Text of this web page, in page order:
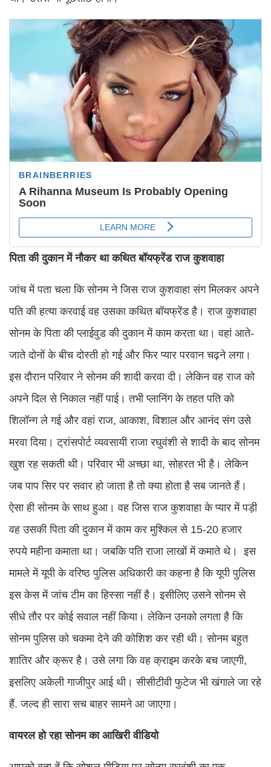
पिता की दुकान में नौकर था कथित बॉयफ्रेंड राज कुशवाहा
जांच में पता चला कि सोनम ने जिस राज कुशवाहा संग मिलकर अपने
पति की हत्या करवाई वह उसका कथित बॉयफ्रेंड है। राज कुशवाहा
सोनम के पिता की प्लाईवुड की दुकान में काम करता था। वहां आते-
जाते दोनों के बीच दोस्ती हो गई और फिर प्यार परवान चढ़ने लगा।
इस दौरान परिवार ने सोनम की शादी करवा दी। लेकिन वह राज को
अपने दिल से निकाल नहीं पाई। तभी प्लानिंग के तहत पति को
शिलॉन्ग ले गई और वहां राज, आकाश, विशाल और आनंद संग उसे
मरवा दिया। ट्रांसपोर्ट व्यवसायी राजा रघुवंशी से शादी के बाद सोनम
खुश रह सकती थी। परिवार भी अच्छा था, सोहरत भी है। लेकिन
जब पाप सिर पर सवार हो जाता है तो क्या होता है सब जानते हैं।
ऐसा ही सोनम के साथ हुआ। वह जिस राज कुशवाहा के प्यार में पड़ी
वह उसकी पिता की दुकान में काम कर मुश्किल से 15-20 हजार
रुपये महीना कमाता था। जबकि पति राजा लाखों में कमाते थे। इस
मामले में यूपी के वरिष्ठ पुलिस अधिकारी का कहना है कि यूपी पुलिस
इस केस में जांच टीम का हिस्सा नहीं है। इसीलिए उसने सोनम से
सीधे तौर पर कोई सवाल नहीं किया। लेकिन उनको लगता है कि
सोनम पुलिस को चकमा देने की कोशिश कर रही थी। सोनम बहुत
शातिर और क्रूर है। उसे लगा कि वह क्राइम करके बच जाएगी,
इसलिए अकेली गाजीपुर आई थी। सीसीटीवी फुटेज भी खंगाले जा रहे
हैं. जल्द ही सारा सच बाहर सामने आ जाएगा।
वायरल हो रहा सोनम का आखिरी वीडियो